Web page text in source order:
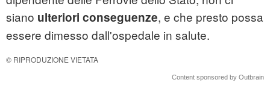
siano ulteriori conseguenze, e che presto possa
essere dimesso dall'ospedale in salute.
© RIPRODUZIONE VIETATA
Content sponsored by Outbrain